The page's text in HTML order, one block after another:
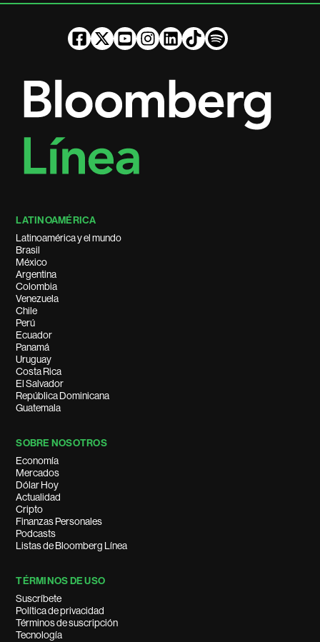
LATINOAMÉRICA
Latinoamérica y el mundo
Brasil
México
Argentina
Colombia
Venezuela
Chile
Perú
Ecuador
Panamá
Uruguay
Costa Rica
El Salvador
República Dominicana
Guatemala
SOBRE NOSOTROS
Economía
Mercados
Dólar Hoy
Actualidad
Cripto
Finanzas Personales
Podcasts
Listas de Bloomberg Línea
TÉRMINOS DE USO
Suscríbete
Política de privacidad
Términos de suscripción
Tecnología